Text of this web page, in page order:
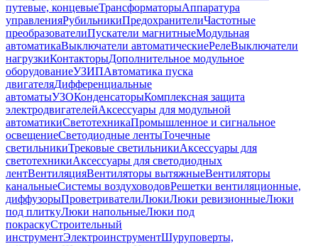
путевые, концевыеТрансформаторыАппаратура
управленияРубильникиПредохранителиЧастотные
преобразователиПускатели магнитныеМодульная
автоматикаВыключатели автоматическиеРелеВыключатели
нагрузкиКонтакторыДополнительное модульное
оборудованиеУЗИПАвтоматика пуска
двигателяДифференциальные
автоматыУЗОКонденсаторыКомплексная защита
электродвигателейАксессуары для модульной
автоматикиСветотехникаПромышленное и сигнальное
освещениеСветодиодные лентыТочечные
светильникиТрековые светильникиАксессуары для
светотехникиАксессуары для светодиодных
лентВентиляцияВентиляторы вытяжныеВентиляторы
канальныеСистемы воздуховодовРешетки вентиляционные,
диффузорыПроветривателиЛюкиЛюки ревизионныеЛюки
под плиткуЛюки напольныеЛюки под
покраскуСтроительный
инструментЭлектроинструментШуруповерты,